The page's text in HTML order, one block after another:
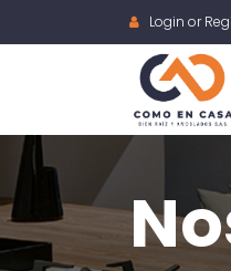
Login or